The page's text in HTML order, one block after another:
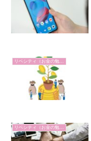
リベシティ（お金の勉強）